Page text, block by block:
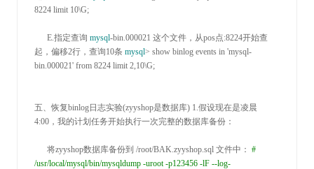
8224 limit 10\G;
      E
.指定查询 mysql-bin.000021 这个文件，从pos点:8224开始查
起，偏移2行，查询10条 mysql> show binlog events in 'mysql-
bin.000021' from 8224 limit 2,10\G;
五、恢复binlog日志实验(zyyshop是数据库) 1.假设现在是凌晨
4:00 ，我的计划任务开始执行一次完整的数据库备份：
      将zyyshop数据库备份到
/root/BAK.zyyshop.sql 文件中： #
/usr/local/mysql/bin/mysqldump -uroot -p123456 -lF --log-